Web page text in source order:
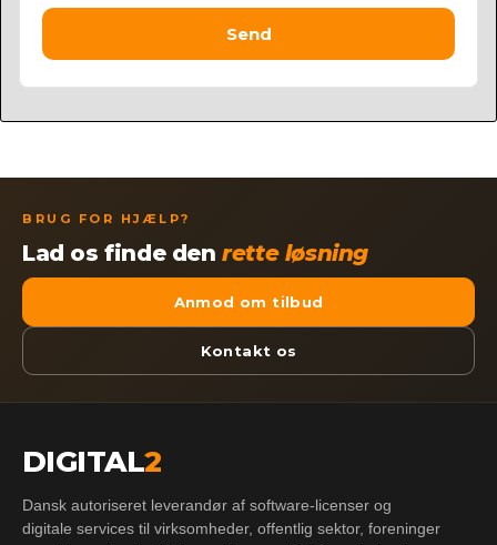
Send
BRUG FOR HJÆLP?
Lad os finde denrette løsning
Anmod om tilbud
Kontakt os
DIGITAL2
Dansk autoriseret leverandør af software-licenser og
digitale services til virksomheder, offentlig sektor, foreninger